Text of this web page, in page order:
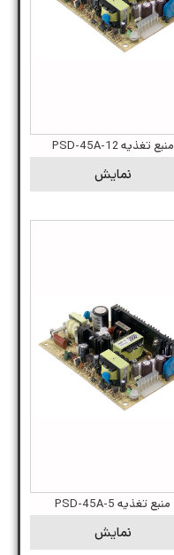
منبع تغذیه PSD-45A-12
نمایش
منبع تغذیه PSD-45A-5
نمایش